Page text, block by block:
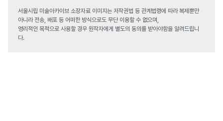
서울시립 미술아카이브 소장자료 이미지는 저작권법 등 관계법령에 따라 복제뿐만
아니라 전송, 배포 등 어떠한 방식으로도 무단 이용할 수 없으며,
영리적인 목적으로 사용할 경우 원작자에게 별도의 동의를 받아야함을 알려드립니
다.